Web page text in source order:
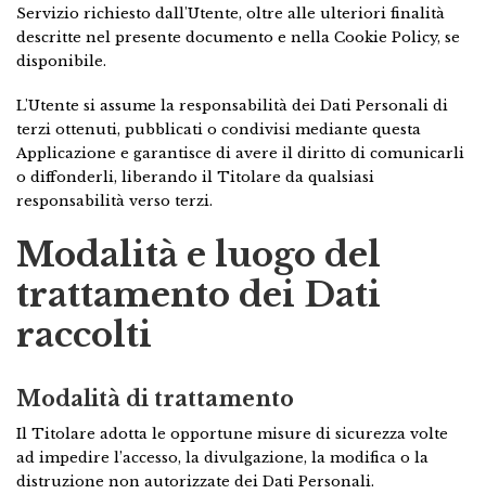
Servizio richiesto dall'Utente, oltre alle ulteriori finalità
descritte nel presente documento e nella Cookie Policy, se
disponibile.
L'Utente si assume la responsabilità dei Dati Personali di
terzi ottenuti, pubblicati o condivisi mediante questa
Applicazione e garantisce di avere il diritto di comunicarli
o diffonderli, liberando il Titolare da qualsiasi
responsabilità verso terzi.
Modalità e luogo del
trattamento dei Dati
raccolti
Modalità di trattamento
Il Titolare adotta le opportune misure di sicurezza volte
ad impedire l’accesso, la divulgazione, la modifica o la
distruzione non autorizzate dei Dati Personali.